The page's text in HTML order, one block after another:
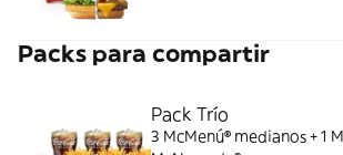
Packs para compartir
Pack Trío
3 McMenú® medianos + 1